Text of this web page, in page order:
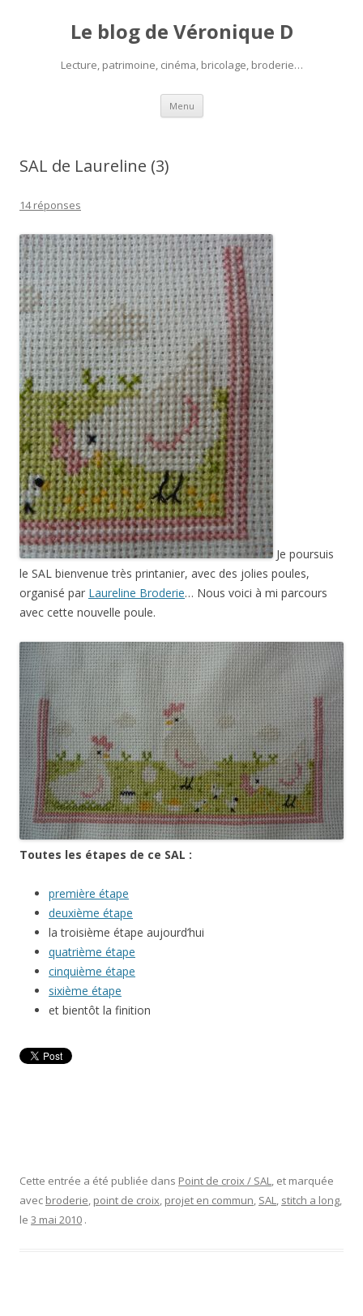
Le blog de Véronique D
Lecture, patrimoine, cinéma, bricolage, broderie…
Menu Aller
contenu
SAL de Laureline (3)
14 réponses
Je poursuis
le SAL bienvenue très printanier, avec des jolies poules,
organisé par Laureline Broderie… Nous voici à mi parcours
avec cette nouvelle poule.
Toutes les étapes de ce SAL :
première étape
deuxième étape
la troisième étape aujourd’hui
quatrième étape
cinquième étape
sixième étape
et bientôt la finition
Cette entrée a été publiée dans Point de croix / SAL, et marquée
avec broderie, point de croix, projet en commun, SAL, stitch a long,
le 3 mai 2010 .